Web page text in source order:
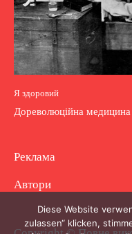
Я здоровий
Дореволюційна медицина
Реклама
Автори
Diese Website
zulassen“ klicken,